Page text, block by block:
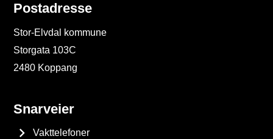
Postadresse
Stor-Elvdal kommune
Storgata 103C
2480 Koppang
Snarveier
Vakttelefoner